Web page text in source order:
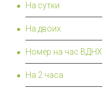
На сутки
На двоих
Номер на час ВДНХ
На 2 часа